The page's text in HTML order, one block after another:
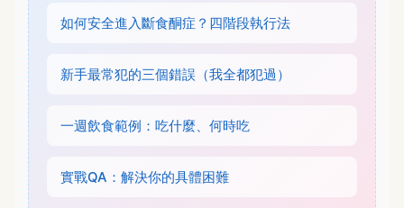
如何安全進入斷食酮症？四階段執行法
新手最常犯的三個錯誤（我全都犯過）
一週飲食範例：吃什麼、何時吃
實戰QA：解決你的具體困難